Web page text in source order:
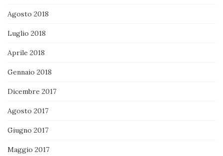
Agosto 2018
Luglio 2018
Aprile 2018
Gennaio 2018
Dicembre 2017
Agosto 2017
Giugno 2017
Maggio 2017